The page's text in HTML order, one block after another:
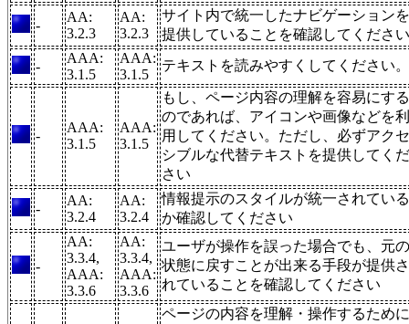
-
AA:
3.2.3
AA:
3.2.3
サイト内で統一したナビゲーションを
提供していることを確認してください
-
AAA:
3.1.5
AAA:
3.1.5
テキストを読みやすくしてください。
-
AAA:
3.1.5
AAA:
3.1.5
もし、ページ内容の理解を容易にする
のであれば、アイコンや画像などを利
用してください。ただし、必ずアクセ
シブルな代替テキストを提供してくだ
さい
-
AA:
3.2.4
AA:
3.2.4
情報提示のスタイルが統一されている
か確認してください
-
AA:
3.3.4,
AAA:
3.3.6
AA:
3.3.4,
AAA:
3.3.6
ユーザが操作を誤った場合でも、元の
状態に戻すことが出来る手段が提供さ
れていることを確認してください
ページの内容を理解・操作するために